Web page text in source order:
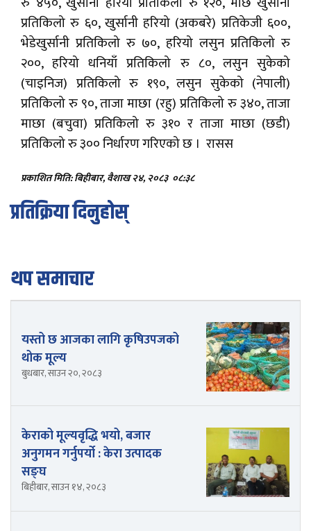
प्रतिकिलो रु ६०, खुर्सानी हरियो (अकबरे) प्रतिकेजी ६००,
भेडेखुर्सानी प्रतिकिलो रु ७०, हरियो लसुन प्रतिकिलो रु
२००, हरियो धनियाँ प्रतिकिलो रु ८०, लसुन सुकेको
(चाइनिज) प्रतिकिलो रु १९०, लसुन सुकेको (नेपाली)
प्रतिकिलो रु ९०, ताजा माछा (रहु) प्रतिकिलो रु ३४०, ताजा
माछा (बचुवा) प्रतिकिलो रु ३१० र ताजा माछा (छडी)
प्रतिकिलो रु ३०० निर्धारण गरिएको छ । रासस
प्रकाशित मिति: बिहीबार, वैशाख २४, २०८३ ०८:३८
प्रतिक्रिया दिनुहोस्
थप समाचार
यस्तो छ आजका लागि कृषिउपजको
थोक मूल्य
बुधबार, साउन २०, २०८३
केराको मूल्यवृद्धि भयो, बजार
अनुगमन गर्नुपर्यो : केरा उत्पादक
सङ्घ
बिहीबार, साउन १४, २०८३